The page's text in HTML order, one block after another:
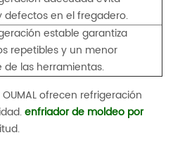
defectos en el fregadero.
estable garantiza
repetibles y un menor
de las herramientas.
ofrecen refrigeración
enfriador de moldeo por